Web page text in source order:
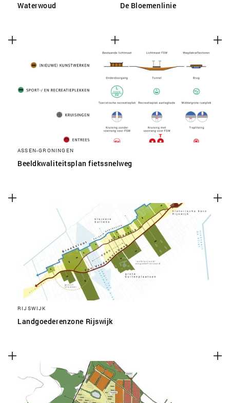
Waterwoud De Bloemenlinie
ASSEN-GRONINGEN
Beeldkwaliteitsplan fietssnelweg
RIJSWIJK
Landgoederenzone Rijswijk